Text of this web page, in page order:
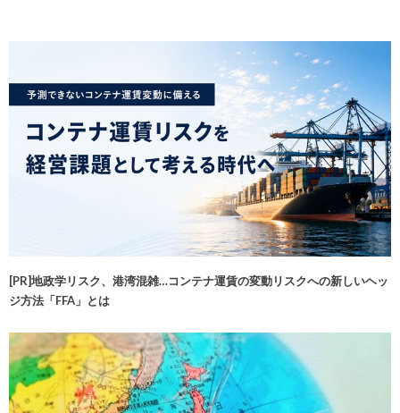
[PR]地政学リスク、港湾混雑…コンテナ運賃の変動リスクへの新しいヘッ
ジ方法「FFA」とは